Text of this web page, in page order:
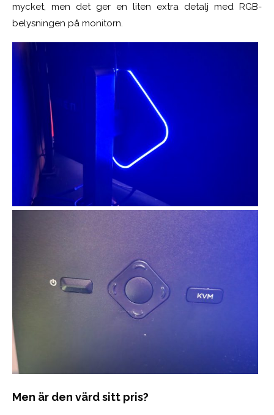
mycket, men det ger en liten extra detalj med RGB-
belysningen på monitorn.
Men är den värd sitt pris?